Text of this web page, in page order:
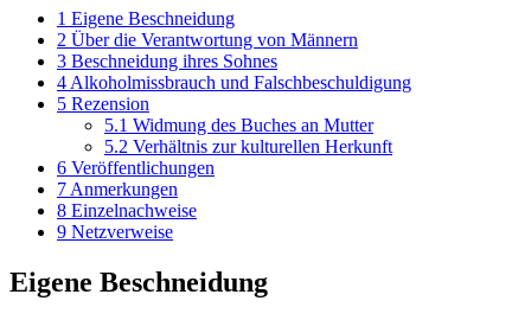
1 Eigene Beschneidung
2 Über die Verantwortung von Männern
3 Beschneidung ihres Sohnes
4 Alkoholmissbrauch und Falschbeschuldigung
5 Rezension
5.1 Widmung des Buches an Mutter
5.2 Verhältnis zur kulturellen Herkunft
6 Veröffentlichungen
7 Anmerkungen
8 Einzelnachweise
9 Netzverweise
Eigene Beschneidung